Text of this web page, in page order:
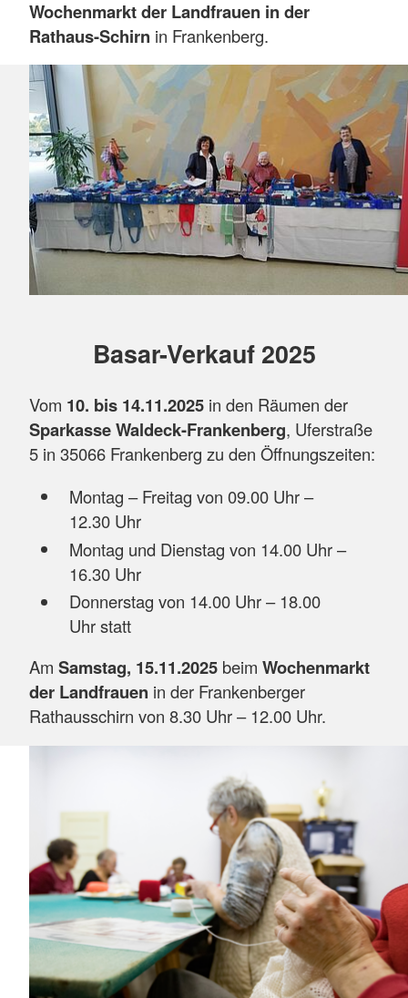
Wochenmarkt der Landfrauen in der
Rathaus-Schirn in Frankenberg.
Basar-Verkauf 2025
Vom 10. bis 14.11.2025 in den Räumen der
Sparkasse Waldeck-Frankenberg, Uferstraße
5 in 35066 Frankenberg zu den Öffnungszeiten:
Montag – Freitag von 09.00 Uhr –
12.30 Uhr
Montag und Dienstag von 14.00 Uhr –
16.30 Uhr
Donnerstag von 14.00 Uhr – 18.00
Uhr statt
Am Samstag, 15.11.2025 beim Wochenmarkt
der Landfrauen in der Frankenberger
Rathausschirn von 8.30 Uhr – 12.00 Uhr.